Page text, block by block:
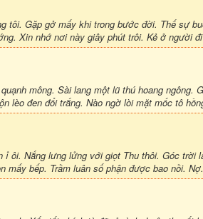
tôi. Gặp gở mấy khi trong bước đời. Thế sự
Xin nhớ nơi này giây phút trôi. Kẻ ở người
mông. Sài lang một lũ thú hoang ngông.
lèo đen đổi trắng. Nào ngờ lòi mặt mốc tô
ôi. Nắng lưng lửng với giọt Thu thôi. Góc trời
mấy bếp. Trầm luân số phận được bao nồi.